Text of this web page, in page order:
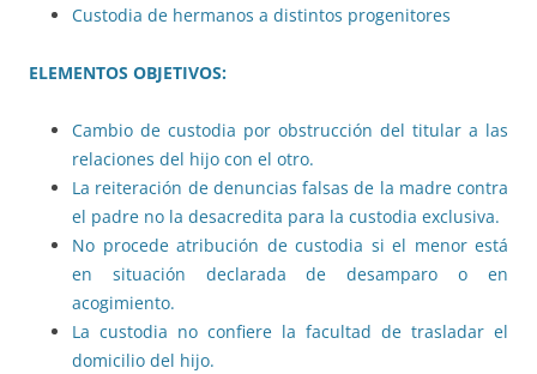
Custodia de hermanos a distintos progenitores
ELEMENTOS OBJETIVOS:
Cambio de custodia por obstrucción del titular a las
relaciones del hijo con el otro.
La reiteración de denuncias falsas de la madre contra
el padre no la desacredita para la custodia exclusiva.
No procede atribución de custodia si el menor está
en situación declarada de desamparo o en
acogimiento.
La custodia no confiere la facultad de trasladar el
domicilio del hijo.